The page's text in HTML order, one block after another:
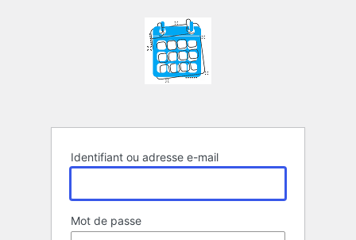
Identifiant ou adresse e-mail
Mot de passe